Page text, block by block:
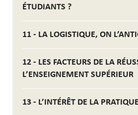
ÉTUDIANTS ?
11 - LA LOGISTIQUE, ON
12 - LES FACTEURS DE LA
L’ENSEIGNEMENT SUPÉRIEUR
13 - L’INTÉRÊT DE LA